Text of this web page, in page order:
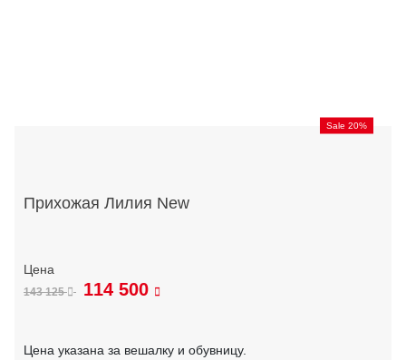
Sale 20%
Прихожая Лилия New
143 125 114 500
Цена указана за вешалку и обувницу.